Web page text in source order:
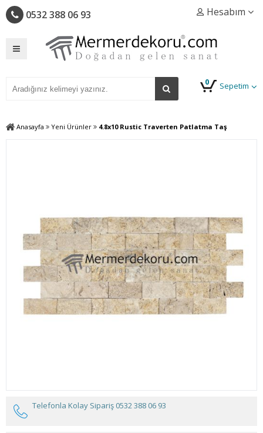
0532 388 06 93 Hesabım
Sepetim
0
Anasayfa Yeni Ürünler 4.8x10 Rustic Traverten Patlatma Taş
Telefonla Kolay Sipariş 0532 388 06 93